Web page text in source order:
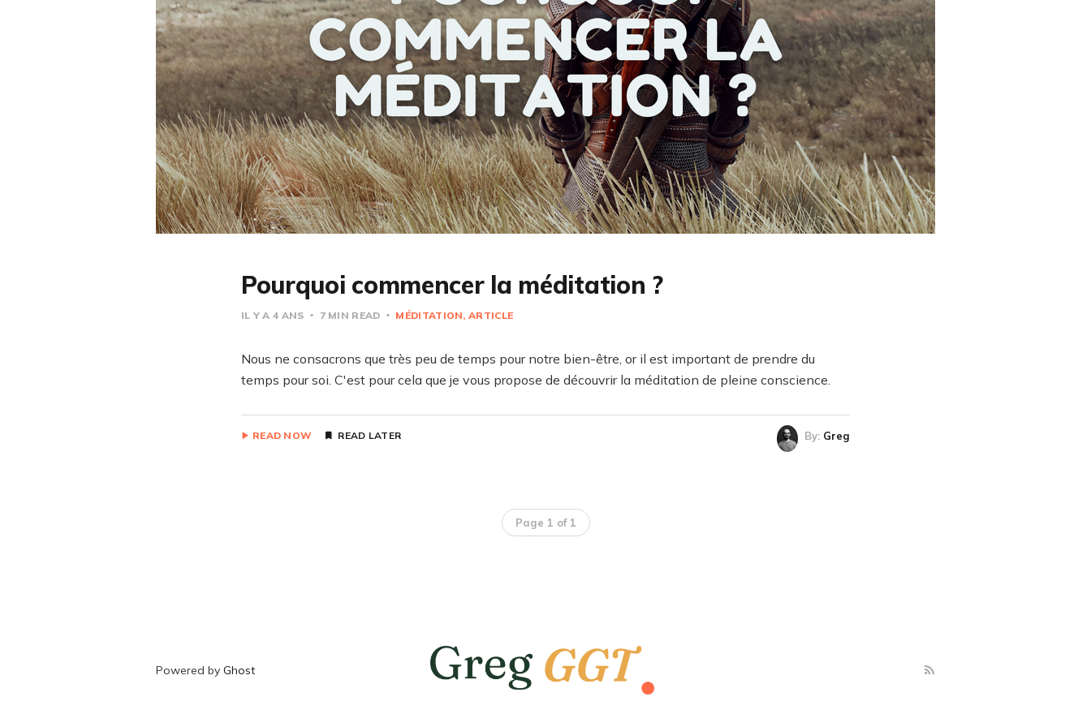
Pourquoi commencer la méditation ?
IL Y A 4 ANS 7 MIN READ MÉDITATION ARTICLE
Nous ne consacrons que très peu de temps pour notre bien-être, or il est important de prendre du
temps pour soi. C'est pour cela que je vous propose de découvrir la méditation de pleine conscience.
READ NOW READ LATER By: Greg
Page 1 of 1
Powered by Ghost